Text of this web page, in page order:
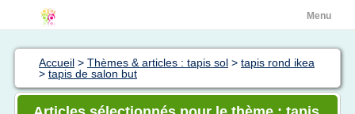
Menu
Accueil > Thèmes & articles : tapis sol > tapis rond ikea
> tapis de salon but